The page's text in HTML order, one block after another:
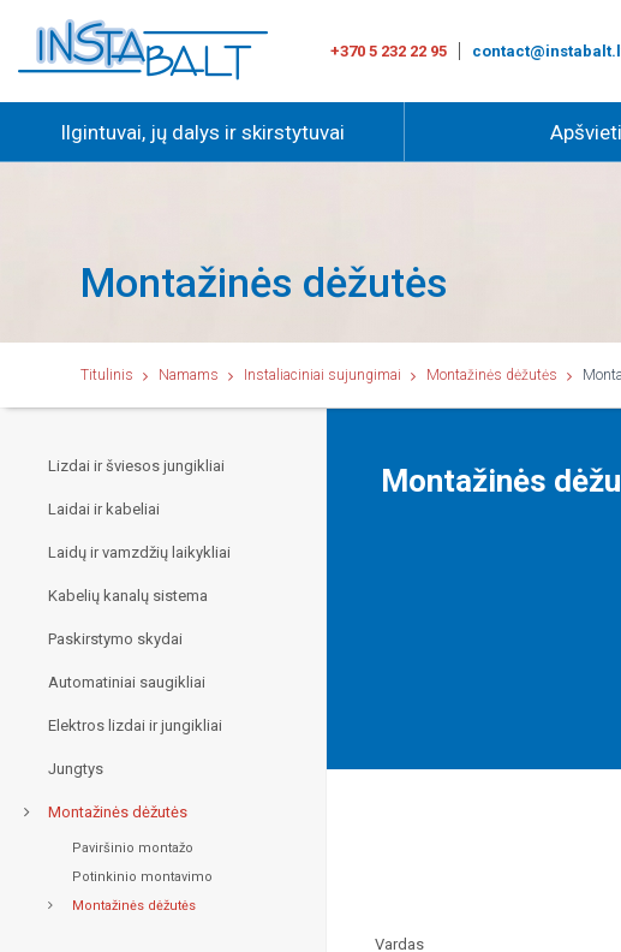
+370 5 232 22 95
Ilgintuvai, jų dalys ir skirstytuvai
Montažinės dėžutės
Titulinis Namams Instaliaciniai sujungimai Montažinės dėžutės
Lizdai ir šviesos jungikliai
Laidai ir kabeliai
Laidų ir vamzdžių laikykliai
Kabelių kanalų sistema
Paskirstymo skydai
Automatiniai saugikliai
Elektros lizdai ir jungikliai
Jungtys
Montažinės dėžutės
Paviršinio montažo
Potinkinio montavimo
Montažinės dėžutės
Montažinės